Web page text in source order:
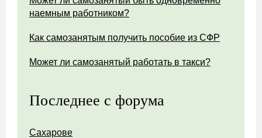
наемным работником?
Как самозанятым получить пособие из СФР
Может ли самозанятый работать в такси?
Последнее с форума
Сахарове